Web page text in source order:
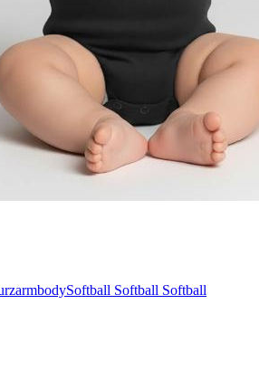
Softball Softball Softball